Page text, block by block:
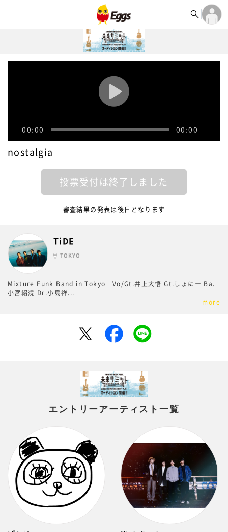


ランキング 
記事 

ログイン
アカウント登録
00:00 00:00
nostalgia
投票受付は終了しました
審査結果の発表は後日となります
TiDE
TOKYO
Mixture Funk Band in Tokyo Vo/Gt.井上大悟 Gt.しょにー Ba.
小宮紹滉 Dr.小島祥...
more
エントリーアーティスト一覧